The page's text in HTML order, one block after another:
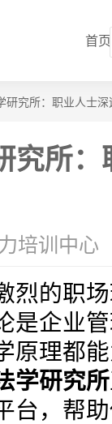
首页
研究所：职业人士
究所
培训中心
烈的职
是企业
原理都
学研究所
台，帮